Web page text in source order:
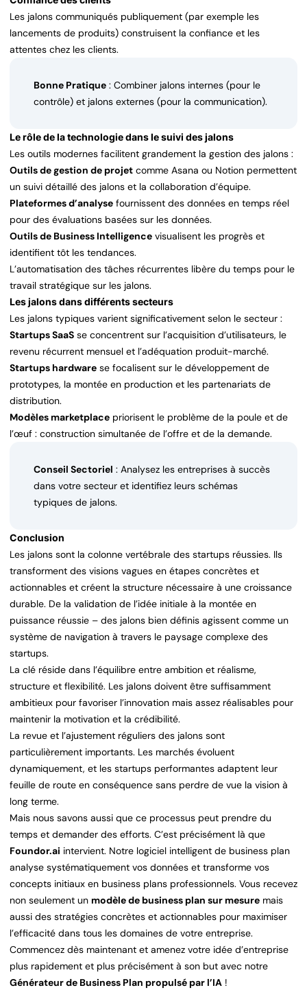
Les jalons communiqués publiquement (par exemple les
lancements de produits) construisent la confiance et les
attentes chez les clients.
Bonne Pratique : Combiner jalons internes (pour le
contrôle) et jalons externes (pour la communication).
Le rôle de la technologie dans le suivi des jalons
Les outils modernes facilitent grandement la gestion des jalons :
Outils de gestion de projet comme Asana ou Notion permettent
un suivi détaillé des jalons et la collaboration d’équipe.
Plateformes d’analyse fournissent des données en temps réel
pour des évaluations basées sur les données.
Outils de Business Intelligence visualisent les progrès et
identifient tôt les tendances.
L’automatisation des tâches récurrentes libère du temps pour le
travail stratégique sur les jalons.
Les jalons dans différents secteurs
Les jalons typiques varient significativement selon le secteur :
Startups SaaS se concentrent sur l’acquisition d’utilisateurs, le
revenu récurrent mensuel et l’adéquation produit-marché.
Startups hardware se focalisent sur le développement de
prototypes, la montée en production et les partenariats de
distribution.
Modèles marketplace priorisent le problème de la poule et de
l’œuf : construction simultanée de l’offre et de la demande.
Conseil Sectoriel : Analysez les entreprises à succès
dans votre secteur et identifiez leurs schémas
typiques de jalons.
Conclusion
Les jalons sont la colonne vertébrale des startups réussies. Ils
transforment des visions vagues en étapes concrètes et
actionnables et créent la structure nécessaire à une croissance
durable. De la validation de l’idée initiale à la montée en
puissance réussie – des jalons bien définis agissent comme un
système de navigation à travers le paysage complexe des
startups.
La clé réside dans l’équilibre entre ambition et réalisme,
structure et flexibilité. Les jalons doivent être suffisamment
ambitieux pour favoriser l’innovation mais assez réalisables pour
maintenir la motivation et la crédibilité.
La revue et l’ajustement réguliers des jalons sont
particulièrement importants. Les marchés évoluent
dynamiquement, et les startups performantes adaptent leur
feuille de route en conséquence sans perdre de vue la vision à
long terme.
Mais nous savons aussi que ce processus peut prendre du
temps et demander des efforts. C’est précisément là que
Foundor.ai intervient. Notre logiciel intelligent de business plan
analyse systématiquement vos données et transforme vos
concepts initiaux en business plans professionnels. Vous recevez
non seulement un modèle de business plan sur mesure mais
aussi des stratégies concrètes et actionnables pour maximiser
l’efficacité dans tous les domaines de votre entreprise.
Commencez dès maintenant et amenez votre idée d’entreprise
plus rapidement et plus précisément à son but avec notre
Générateur de Business Plan propulsé par l’IA !